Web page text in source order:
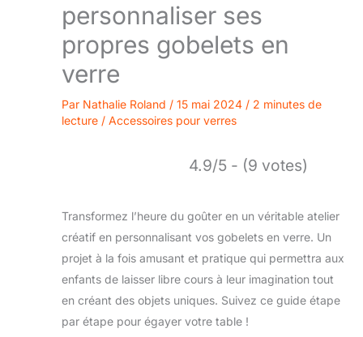
personnaliser ses
propres gobelets en
verre
Par Nathalie Roland / 15 mai 2024 / 2 minutes de
lecture / Accessoires pour verres
4.9/5 - (9 votes)
Transformez l’heure du goûter en un véritable atelier
créatif en personnalisant vos gobelets en verre. Un
projet à la fois amusant et pratique qui permettra aux
enfants de laisser libre cours à leur imagination tout
en créant des objets uniques. Suivez ce guide étape
par étape pour égayer votre table !